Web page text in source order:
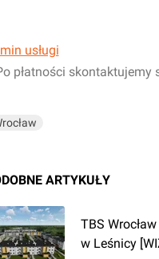
usługi
płatności skontaktujemy
ARTYKUŁY
TBS
w Leśnicy